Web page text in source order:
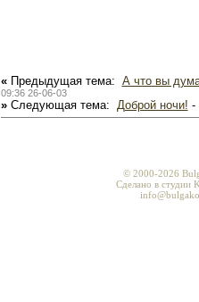
«Предыдущая тема: А что вы
09:36 26-06-03
»Следующая тема: Доброй ночи! -
© 2000-2026
Сделано в студии